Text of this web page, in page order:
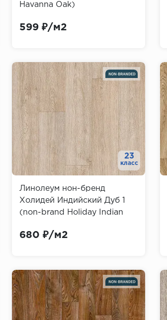
Havanna Oak)
599 ₽/м2
23
класс
Линолеум нон-бренд
Холидей Индийский Дуб 1
(non-brand Holiday Indian
680 ₽/м2